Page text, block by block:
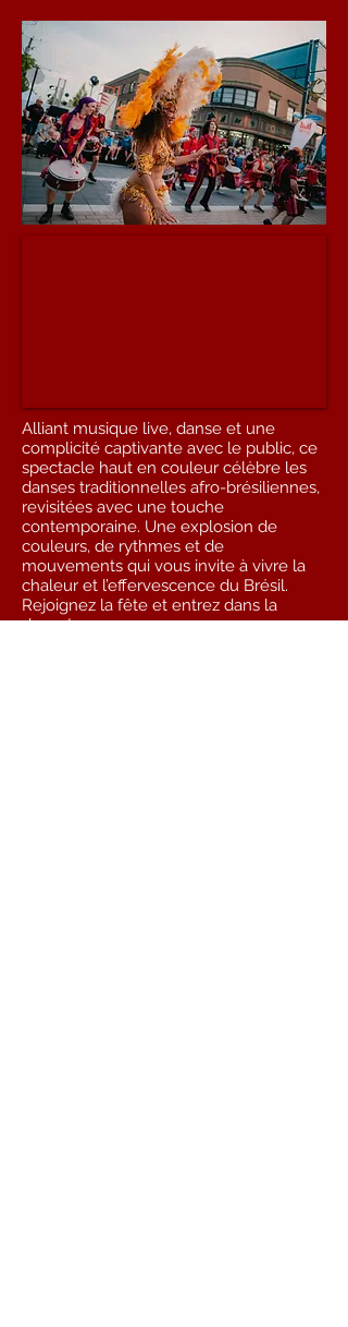
Alliant musique live, danse et une
complicité captivante avec le public, ce
spectacle haut en couleur célèbre les
danses traditionnelles afro-brésiliennes,
revisitées avec une touche
contemporaine. Une explosion de
couleurs, de rythmes et de
mouvements qui vous invite à vivre la
chaleur et l’effervescence du Brésil.
Rejoignez la fête et entrez dans la
danse!